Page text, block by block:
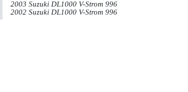
2003 Suzuki DL1000 V-Strom 996
2002 Suzuki DL1000 V-Strom 996